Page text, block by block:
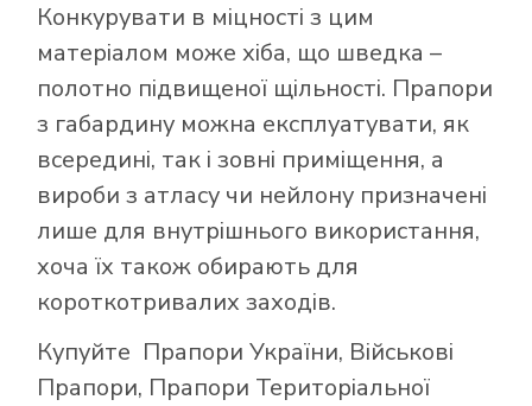
Конкурувати в міцності з цим
матеріалом може хіба, що шведка –
полотно підвищеної щільності. Прапори
з габардину можна експлуатувати, як
всередині, так і зовні приміщення, а
вироби з атласу чи нейлону призначені
лише для внутрішнього використання,
хоча їх також обирають для
короткотривалих заходів.
Купуйте Прапори України, Військові
Прапори, Прапори Територіальної